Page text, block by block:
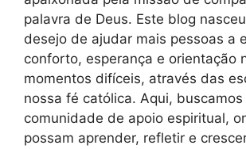
palavra de Deus. Este blog
desejo de ajudar mais pessoas a
conforto, esperança e orientação
momentos difíceis, através das
nossa fé católica. Aqui, buscamos
comunidade de apoio espiritual,
possam aprender, refletir e